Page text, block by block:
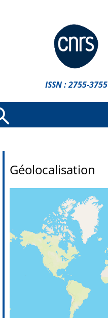
ISSN : 2755-3755
Géolocalisation